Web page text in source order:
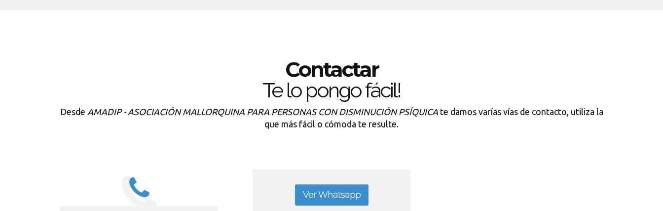
Contactar
Te lo pongo fácil!
Desde AMADIP - ASOCIACIÓN MALLORQUINA PARA PERSONAS CON DISMINUCIÓN PSÍQUICAte damos varías vías de contacto, utiliza la
que más fácil o cómoda te resulte.
Ver Whatsapp